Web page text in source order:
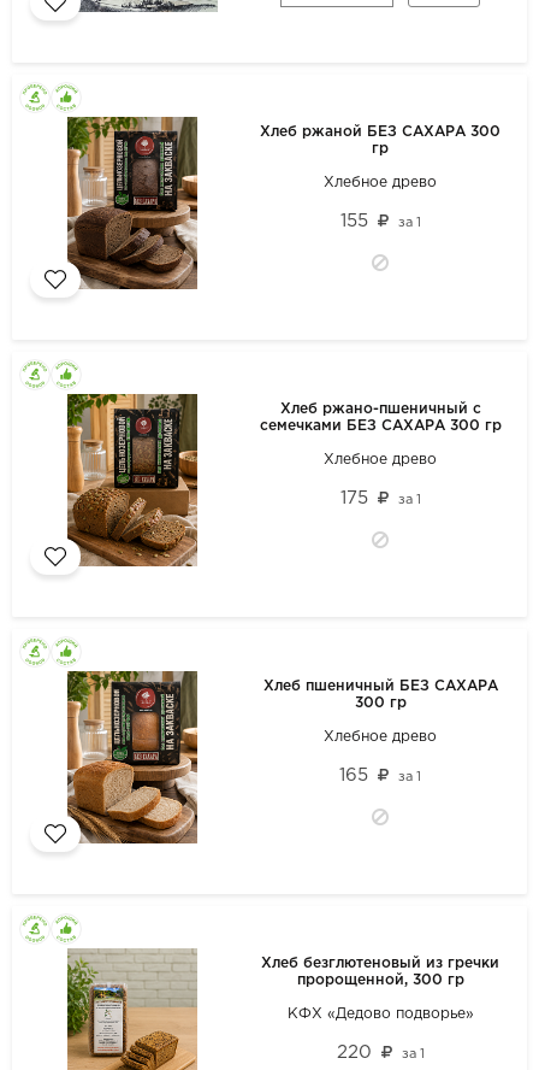
Хлеб ржаной БЕЗ САХАРА 300
гр
Хлебное древо
155 за 1
Хлеб ржано-пшеничный с
семечками БЕЗ САХАРА 300 гр
Хлебное древо
175 за 1
Хлеб пшеничный БЕЗ САХАРА
300 гр
Хлебное древо
165 за1
Хлеб безглютеновый из гречки
пророщенной, 300 гр
КФХ «Дедово подворье»
220 за 1